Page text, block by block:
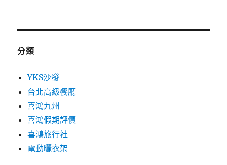
分類
YKS沙發
台北高級餐廳
喜鴻九州
喜鴻假期評價
喜鴻旅行社
電動曬衣架